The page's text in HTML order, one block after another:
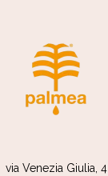
via Venezia Giulia, 4